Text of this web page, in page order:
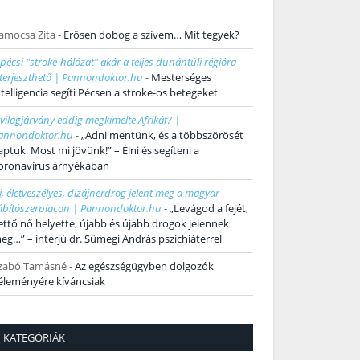
Zita- Erősen dobog a szívem… Mit tegyek?
"stroke-hálózat" akár a teljes dunántúli régióra
| Pannondoktor.hu - Mesterséges
segíti Pécsen a stroke-os betegeket
eddig megkímélte Afrikát? |
-„Adni mentünk, és a többszörösét
Most mi jövünk!” – Élni és segíteni a
árnyékában
életveszélyes, dizájnerdrog jelent meg a magyar
| Pannondoktor.hu -„Levágod a fejét,
nő helyette, újabb és újabb drogok jelennek
– interjú dr. Sümegi András pszichiáterrel
Tamásné-Az egészségügyben dolgozók
kíváncsiak
KATEGÓRIÁK